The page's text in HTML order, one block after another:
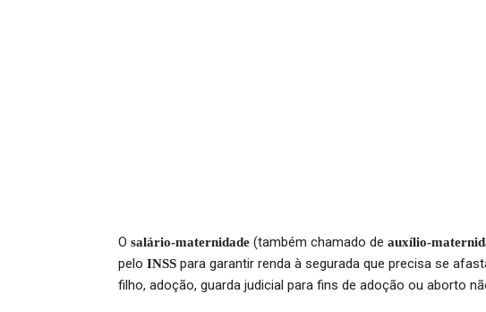
O salário-maternidade (também chamado de auxílio-
pelo INSS para garantir renda à segurada que precisa se
filho, adoção, guarda judicial para fins de adoção ou aborto